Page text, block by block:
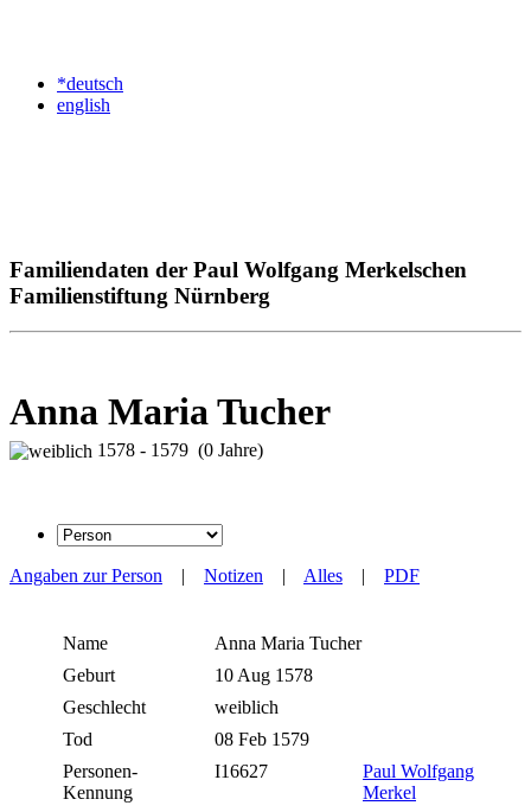
*deutsch
english
Familiendaten der Paul Wolfgang Merkelschen
Familienstiftung Nürnberg
Anna Maria Tucher
1578 - 1579 (0 Jahre)
Angaben zur Person | Notizen | Alles | PDF
Name Anna Maria Tucher
Geburt
10 Aug 1578
Geschlecht
weiblich
Tod
08 Feb 1579
Personen-
Kennung
I16627
Paul Wolfgang
Merkel